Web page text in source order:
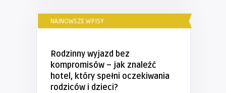
NAJNOWSZE WPISY
Rodzinny wyjazd bez
kompromisów – jak znaleźć
hotel, który spełni oczekiwania
rodziców i dzieci?